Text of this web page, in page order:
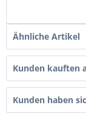
Ähnliche Artikel
Kunden kauften
Kunden haben